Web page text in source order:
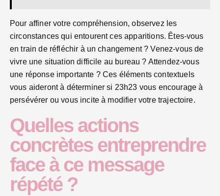
Pour affiner votre compréhension, observez les
circonstances qui entourent ces apparitions. Êtes-vous
en train de réfléchir à un changement ? Venez-vous de
vivre une situation difficile au bureau ? Attendez-vous
une réponse importante ? Ces éléments contextuels
vous aideront à déterminer si 23h23 vous encourage à
persévérer ou vous incite à modifier votre trajectoire.
Quelles actions
concrètes entreprendre
face à ce message
répété ?